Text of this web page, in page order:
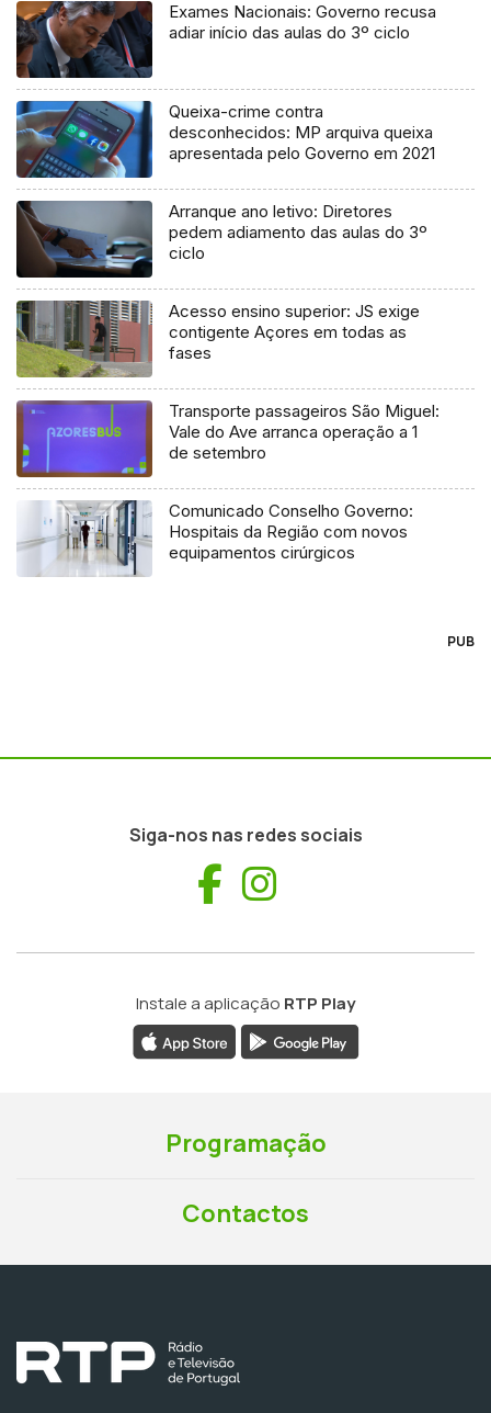
Exames Nacionais: Governo recusa
adiar início das aulas do 3º ciclo
Queixa-crime contra
desconhecidos: MP arquiva queixa
apresentada pelo Governo em 2021
Arranque ano letivo: Diretores
pedem adiamento das aulas do 3º
ciclo
Acesso ensino superior: JS exige
contigente Açores em todas as
fases
Transporte passageiros São Miguel:
Vale do Ave arranca operação a 1
de setembro
Comunicado Conselho Governo:
Hospitais da Região com novos
equipamentos cirúrgicos
PUB
Siga-nos nas redes sociais
Facebook
Instale a aplicação RTP Play
Programação
Contactos